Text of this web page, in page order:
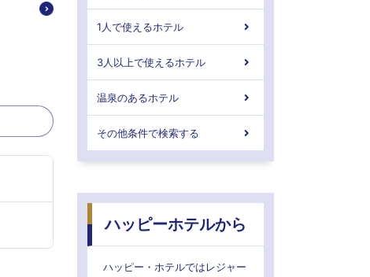
1人で使えるホテル
3人以上で使えるホテル
温泉のあるホテル
その他条件で検索する
ハッピーホテルから
ハッピー・ホテルではレジャー